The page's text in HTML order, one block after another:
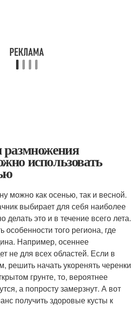
использовать
можно как осенью, так и весной.
выбирает для себя наиболее
это и в течение всего лета.
того региона, где
Например, осеннее
не для всех областей. Если в
решить начать укоренять черенки
грунте, то, вероятнее
а попросту замерзнут. А вот
получить здоровые кусты к